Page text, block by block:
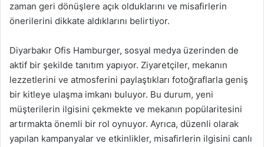
zaman geri dönüşlere açık olduklarını ve misafirlerin
önerilerini dikkate aldıklarını belirtiyor.
Diyarbakır Ofis Hamburger, sosyal medya üzerinden de
aktif bir şekilde tanıtım yapıyor. Ziyaretçiler, mekanın
lezzetlerini ve atmosferini paylaştıkları fotoğraflarla geniş
bir kitleye ulaşma imkanı buluyor. Bu durum, yeni
müşterilerin ilgisini çekmekte ve mekanın popülaritesini
artırmakta önemli bir rol oynuyor. Ayrıca, düzenli olarak
yapılan kampanyalar ve etkinlikler, misafirlerin ilgisini canlı